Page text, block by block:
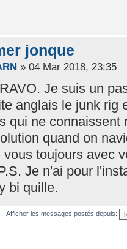
jonque
» 04 Mar 2018, 23:35
Je suis un
anglais le junk rig
qui ne
quand on
toujours avec
Je n'ai pour
bi quille.
Afficher les messages postés depuis: